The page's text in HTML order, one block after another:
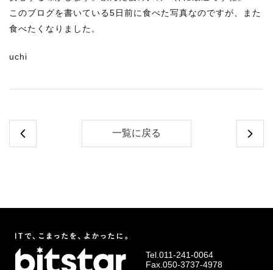
このブログを書いている5日前に食べた写真なのですが、また
食べたくなりました。
uchi
一覧に戻る
Tel. 011-241-0064
Fax.050-3737-4978